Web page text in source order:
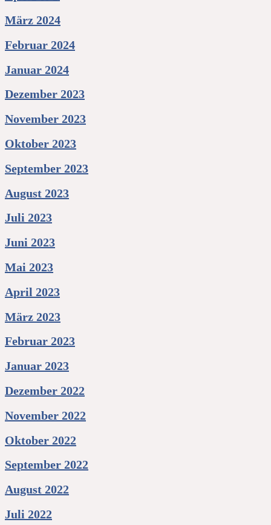
März 2024
Februar 2024
Januar 2024
Dezember 2023
November 2023
Oktober 2023
September 2023
August 2023
Juli 2023
Juni 2023
Mai 2023
April 2023
März 2023
Februar 2023
Januar 2023
Dezember 2022
November 2022
Oktober 2022
September 2022
August 2022
Juli 2022